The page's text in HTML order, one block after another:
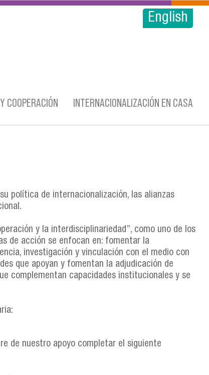
English
COOPERACIÓN INTERNACIONALIZACIÓN EN CASA
política de internacionalización, las alianzas
y la interdisciplinariedad”, como uno de los
de acción se enfocan en: fomentar la
investigación y vinculación con el medio con
que apoyan y fomentan la adjudicación de
complementan capacidades institucionales y se
de nuestro apoyo completar el siguiente